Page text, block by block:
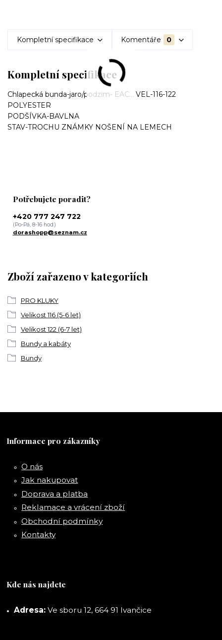
Kompletní specifikace Komentáře 0
Kompletní specifikace
Chlapecká bunda-jaro/podzim- EAC... VEL-116-122
POLYESTER
PODŠÍVKA-BAVLNA
STAV-TROCHU ZNÁMKY NOŠENÍ NA LEMECH
Zboží zařazeno v kategoriích
PRO KLUKY
Velikost 116 (5-6 let)
Velikost 122 (6-7 let)
Bundy a kabáty
Bundy
Potřebujete poradit?
+420 777 247 722
(Po-Pá, 8-16 hod.)
dorashopp@seznam.cz
Informace pro zákazníky
O nás
Jak nakupovat
Doprava a platba
Reklamace a vrácení zboží
Obchodní podmínky
Kontakty
Kde nás najdete
Adresa: Ve sboru 12, 664 91 Ivančice